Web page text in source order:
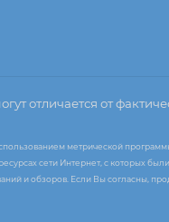
отличается от
метрической
сети Интернет, с которых
и обзоров. Если Вы согласны,